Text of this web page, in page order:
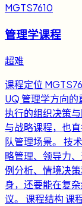
MGTS7610
管理学课程
超难
课程定位
UQ 管理学方向
执行的组织决策
与战略课程，也
队管理场景。 技
略管理、领导力
例分析、情境决
身，还要能在复
议。 课程结构 课